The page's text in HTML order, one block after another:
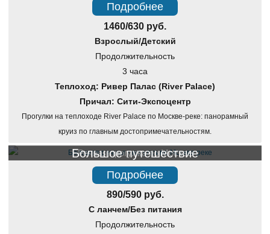
Подробнее
1460/630 руб.
Взрослый/Детский
Продолжительность
3 часа
Теплоход: Ривер Палас (River Palace)
Причал: Сити-Экспоцентр
Прогулки на теплоходе River Palace по Москве-реке: панорамный
круиз по главным достопримечательностям.
Речная прогулка по Москве
Большое путешествие
Подробнее
890/590 руб.
С ланчем/Без питания
Продолжительность